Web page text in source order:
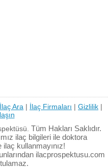
İlaç Ara | İlaç Firmaları | Gizlilik |
Tüm Hakları Saklıdır.
ilaç bilgileri ile doktora
kullanmayınız!
ilacprospektusu.com